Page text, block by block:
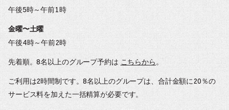
午後5時～午前1時
金曜〜土曜
午後4時～午前2時
先着順。8名以上のグループ予約は こちらから 。
ご利用は2時間制です。8名以上のグループは、合計金額に20％の
サービス料を加えた一括精算が必要です。